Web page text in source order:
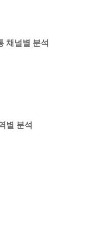
채널별 분석
별 분석